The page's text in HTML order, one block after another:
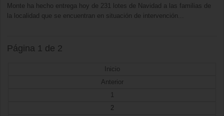
Monte ha hecho entrega hoy de 231 lotes de Navidad a las familias de
la localidad que se encuentran en situación de intervención...
Página 1 de 2
Inicio
Anterior
1
2